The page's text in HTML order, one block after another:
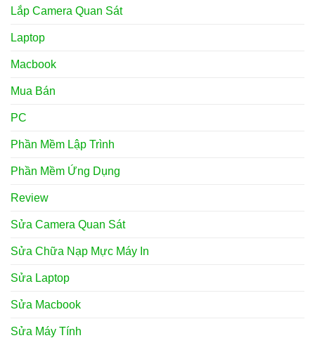
Lắp Camera Quan Sát
Laptop
Macbook
Mua Bán
PC
Phần Mềm Lập Trình
Phần Mềm Ứng Dụng
Review
Sửa Camera Quan Sát
Sửa Chữa Nạp Mực Máy In
Sửa Laptop
Sửa Macbook
Sửa Máy Tính